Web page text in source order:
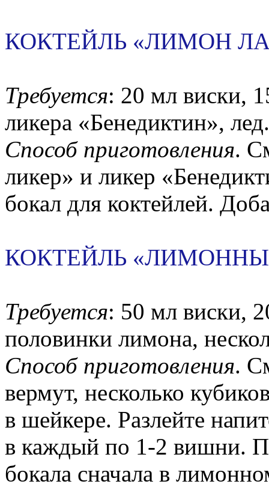
КОКТЕЙЛЬ «ЛИМОН
Требуется: 20 мл виски,
ликера «Бенедиктин», лед.
Способ приготовления.
ликер» и ликер
бокал для коктейлей.
КОКТЕЙЛЬ
Требуется: 50 мл виски,
половинки лимона,
Способ приготовления.
вермут, несколько
в шейкере. Разлейте
в каждый по 1-2 вишни.
бокала сначала в